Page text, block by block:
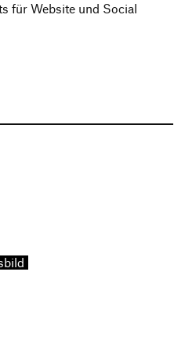
für Website und Social